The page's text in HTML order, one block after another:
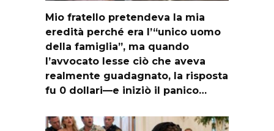
Mio fratello pretendeva la mia
eredità perché era l’“unico uomo
della famiglia”, ma quando
l’avvocato lesse ciò che aveva
realmente guadagnato, la risposta
fu 0 dollari—e iniziò il panico…